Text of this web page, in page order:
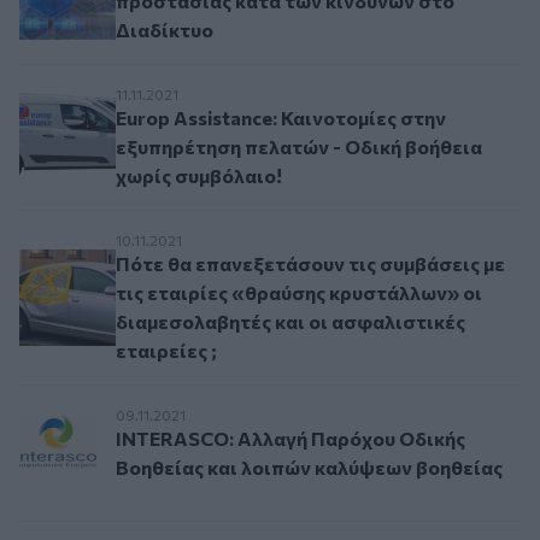
Διαδίκτυο
Europ Assistance: Καινοτομίες στην
11.11.2021
Europ Assistance: Καινοτομίες στην
εξυπηρέτηση πελατών - Οδική βοήθεια
χωρίς συμβόλαιο!
Πότε θα επανεξετάσουν τις συμβάσεις με τις
10.11.2021
Πότε θα επανεξετάσουν τις συμβάσεις με
τις εταιρίες «θραύσης κρυστάλλων» οι
διαμεσολαβητές και οι ασφαλιστικές
εταιρείες ;
INTERASCO: Αλλαγή Παρόχου Οδικής
09.11.2021
INTERASCO: Αλλαγή Παρόχου Οδικής
Βοηθείας και λοιπών καλύψεων βοηθείας